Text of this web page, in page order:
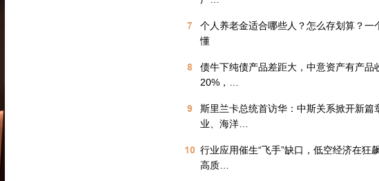
7
个人养老金适合哪些人？怎么存划算？一
懂
8
债牛下纯债产品差距大，中意资产有产品
20%，…
9
斯里兰卡总统首访华：中斯关系掀开新篇
业、海洋…
10 行业应用催生“飞手”缺口，低空经济在狂
高质…